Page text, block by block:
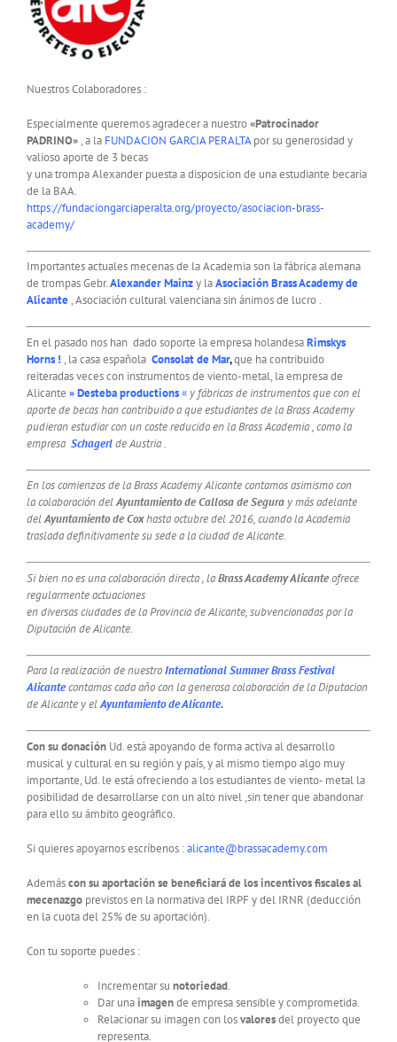
Nuestros Colaboradores :
Especialmente queremos agradecer a nuestro«Patrocinador
PADRINO», a la FUNDACION GARCIA PERALTApor su generosidad y
valioso aporte de 3 becas
y una trompa Alexander puesta a disposicion de una estudiante becaria
de la BAA.
https://fundaciongarciaperalta.org/proyecto/asociacion-brass-
academy/
Importantes actuales mecenas de la Academia son la fábrica alemana
de trompas Gebr.Alexander Mainzy laAsociación Brass Academy de
Alicante, Asociación cultural valenciana sin ánimos de lucro .
En el pasado nos han dado soporte la empresa holandesaRimskys
Horns ! , la casa española Consolat de Mar,que ha contribuido
reiteradas veces con instrumentos de viento-metal, la empresa de
Alicante » Desteba productions« y fábricas de instrumentos que con el
aporte de becas han contribuido a que estudiantes de la Brass Academy
pudieran estudiar con un coste reducido en la Brass Academia , como la
empresa Schagerlde Austria .
En los comienzos de la Brass Academy Alicante contamos asimismo con
la colaboración delAyuntamiento de Callosa de Segura y más adelante
delAyuntamiento de Coxhasta octubre del 2016, cuando la Academia
traslada definitivamente su sede a la ciudad de Alicante.
Si bien no es una colaboración directa , laBrass Academy Alicanteofrece
regularmente actuaciones
en diversas ciudades de la Provincia de Alicante, subvencionadas por la
Diputación de Alicante.
Para la realización de nuestroInternational Summer Brass Festival
Alicantecontamos cada año con la generosa colaboración de la Diputacion
de Alicante y elAyuntamiento de Alicante.
Con su donación Ud. está apoyando de forma activa al desarrollo
musical y cultural en su región y país, y al mismo tiempo algo muy
importante, Ud. le está ofreciendo a los estudiantes de viento- metal la
posibilidad de desarrollarse con un alto nivel ,sin tener que abandonar
para ello su ámbito geográfico.
Si quieres apoyarnos escríbenos :alicante@brassacademy.com
Ademáscon su aportación se beneficiará de los incentivos fiscales al
mecenazgo previstos en la normativa del IRPF y del IRNR (deducción
en la cuota del 25% de su aportación).
Con tu soporte puedes :
Incrementar su notoriedad.
Dar unaimagende empresa sensible y comprometida.
Relacionar su imagen con losvaloresdel proyecto que
representa.